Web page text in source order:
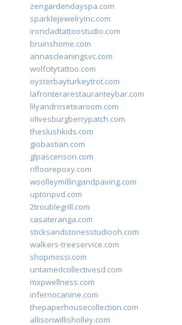
zengardendayspa.com
sparklejewelryinc.com
ironcladtattoostudio.com
bruinshome.com
annascleaningsvc.com
wolfcitytattoo.com
oysterbayturkeytrot.com
lafronterarestauranteybar.com
lilyandrosetearoom.com
olivesburgberrypatch.com
theslushkids.com
giobastian.com
glpascensori.com
rifloorepoxy.com
woolleymillingandpaving.com
uptonpvd.com
2troublegrill.com
casateranga.com
sticksandstonesstudiooh.com
walkers-treeservice.com
shopmossi.com
untamedcollectivesd.com
mxpwellness.com
infernocanine.com
thepaperhousecollection.com
allisonwillisholley.com